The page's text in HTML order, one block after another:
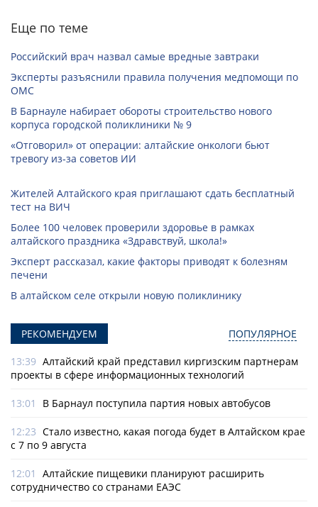
Еще по теме
Российский врач назвал самые вредные завтраки
Эксперты разъяснили правила получения медпомощи по
ОМС
В Барнауле набирает обороты строительство нового
корпуса городской поликлиники № 9
«Отговорил» от операции: алтайские онкологи бьют
тревогу из‑за советов ИИ
Жителей Алтайского края приглашают сдать бесплатный
тест на ВИЧ
Более 100 человек проверили здоровье в рамках
алтайского праздника «Здравствуй, школа!»
Эксперт рассказал, какие факторы приводят к болезням
печени
В алтайском селе открыли новую поликлинику
РЕКОМЕНДУЕМ ПОПУЛЯРНОЕ
13:39 Алтайский край представил киргизским партнерам
проекты в сфере информационных технологий
13:01 В Барнаул поступила партия новых автобусов
12:23 Стало известно, какая погода будет в Алтайском крае
с 7 по 9 августа
12:01
Алтайские пищевики планируют расширить
сотрудничество со странами ЕАЭС